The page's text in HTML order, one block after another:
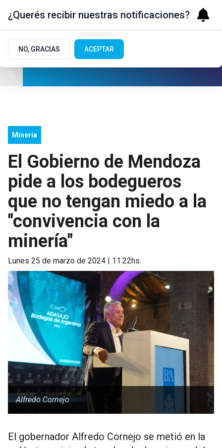
Minería
El Gobierno de Mendoza
pide a los bodegueros
que no tengan miedo a la
"convivencia con la
minería"
lunes 25 de marzo de 2024 | 11:22hs.
Alfredo Cornejo
El gobernador Alfredo Cornejo se metió en la
¿Querés recibir nuestras notificaciones?
NO, GRACIAS ACEPTAR